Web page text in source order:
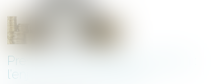
Prescription et nature de l’action :
l’enjeu de la qualification